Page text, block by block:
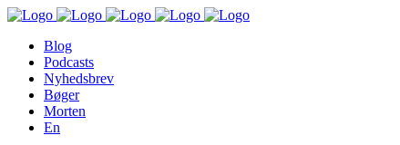
Blog
Podcasts
Nyhedsbrev
Bøger
Morten
En